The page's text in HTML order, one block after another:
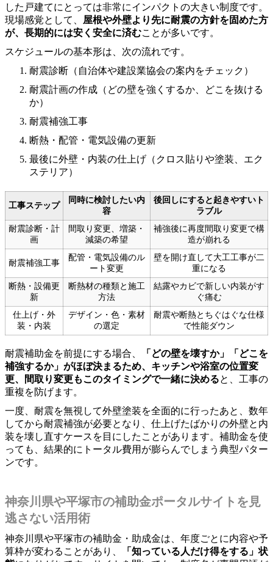
した戸建てにとっては非常にインパクトの大きい制度です。
現場感覚として、 屋根や外壁より先に耐震の方針を固めた方
が、長期的には安く安全に済むことが多いです。
スケジュールの基本形は、次の流れです。
耐震診断（自治体や建設業協会の案内をチェック）
耐震計画の作成（どの壁を強くするか、どこを抜ける
か）
耐震補強工事
断熱・配管・電気設備の更新
最後に外壁・内装の仕上げ（クロス貼りや塗装、エク
ステリア）
工事ステップ
同時に検討したい内
容
後回しにすると起きやすいト
ラブル
耐震診断・計
画
間取り変更、増築・
減築の希望
補強後に再度間取り変更で構
造が崩れる
耐震補強工事
配管・電気設備のル
ート変更
壁を開け直して大工工事が二
重になる
断熱・設備更
新
断熱材の種類と施工
方法
結露やカビで新しい内装がす
ぐ痛む
仕上げ・外
装・内装
デザイン・色・素材
の選定
耐震や断熱とちぐはぐな仕様
で性能ダウン
耐震補助金を前提にする場合、
「どの壁を壊すか」「どこを
補強するか」がほぼ決まるため、キッチンや浴室の位置変
更、間取り変更もこのタイミングで一緒に決めると、工事の
重複を防げます。
一度、耐震を無視して外壁塗装を全面的に行ったあと、数年
してから耐震補強が必要となり、仕上げたばかりの外壁と内
装を壊し直すケースを目にしたことがあります。補助金を使
っても、結果的にトータル費用が膨らんでしまう典型パター
ンです。
神奈川県や平塚市の補助金ポータルサイトを見
逃さない活用術
神奈川県や平塚市の補助金・助成金は、年度ごとに内容や予
算枠が変わることがあり、
「知っている人だけ得をする」状